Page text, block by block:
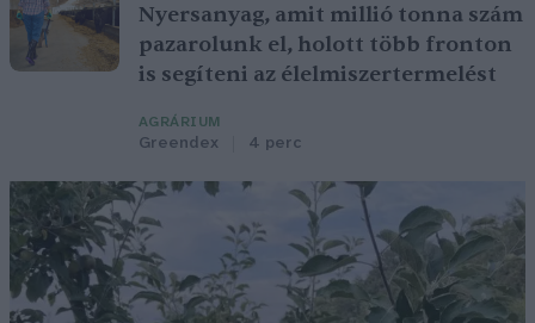
Nyersanyag, amit millió tonna szám
pazarolunk el, holott több fronton
is segíteni az élelmiszertermelést
AGRÁRIUM
Greendex 4 perc